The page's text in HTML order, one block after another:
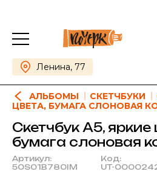
Ленина, 77
АЛЬБОМЫ СКЕТЧБУКИ
ЦВЕТА, БУМАГА СЛОНОВАЯ
Скетчбук А5, яркие
бумага слоновая
Артикул:
50S01B780IM
Код:
UT-